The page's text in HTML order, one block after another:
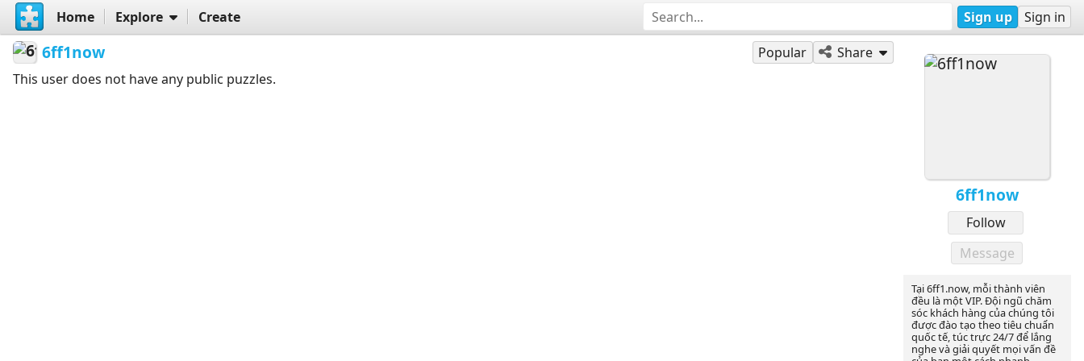
Home Explore Create Sign up Sign in
6ff1now
Follow
Message
Tại 6ff1.now, mỗi thành viên
đều là một VIP. Đội ngũ chăm
sóc khách hàng của chúng tôi
được đào tạo theo tiêu chuẩn
quốc tế, túc trực 24/7 để lắng
nghe và giải quyết mọi vấn đề
6ff1now Popular
Share
This user does not have any public puzzles.